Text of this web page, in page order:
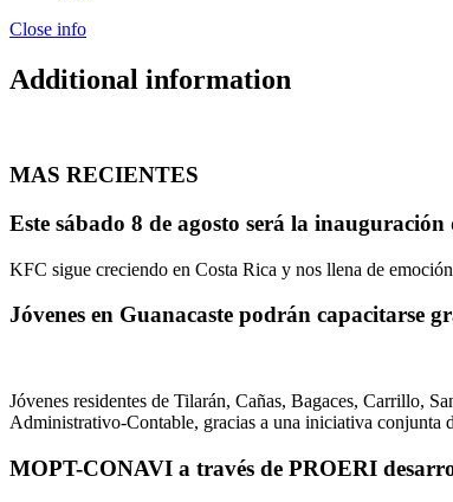
Close info
Additional information
MAS RECIENTES
Este sábado 8 de agosto será la
KFC sigue creciendo en Costa Rica y nos llena de
Jóvenes en Guanacaste podrán capacitarse
Jóvenes residentes de Tilarán, Cañas, Bagaces, Carrillo,
Administrativo-Contable, gracias a una iniciativa
MOPT-CONAVI a través de PROERI